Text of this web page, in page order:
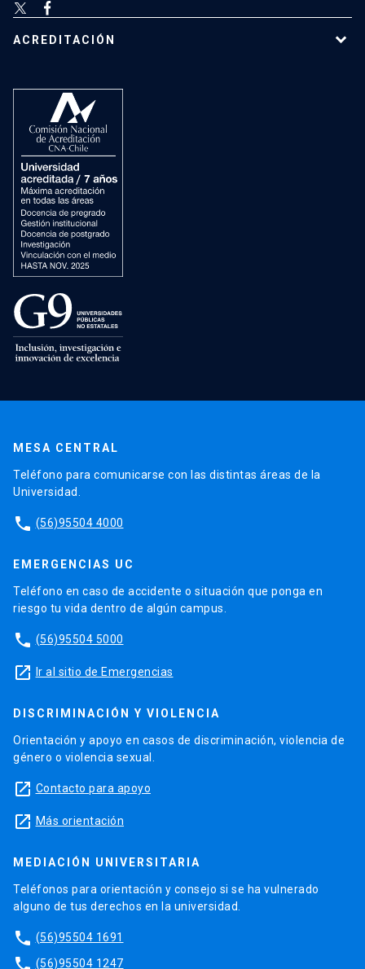
ACREDITACIÓN
MESA CENTRAL
Teléfono para comunicarse con las distintas áreas de la
Universidad.
phone (56)95504 4000
EMERGENCIAS UC
Teléfono en caso de accidente o situación que ponga en
riesgo tu vida dentro de algún campus.
phone (56)95504 5000
launch Ir al sitio de Emergencias
DISCRIMINACIÓN Y VIOLENCIA
Orientación y apoyo en casos de discriminación, violencia de
género o violencia sexual.
launch Contacto para apoyo
launch Más orientación
MEDIACIÓN UNIVERSITARIA
Teléfonos para orientación y consejo si se ha vulnerado
alguno de tus derechos en la universidad.
phone (56)95504 1691
phone (56)95504 1247